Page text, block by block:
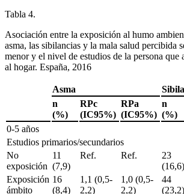
Tabla 4.
Asociación entre la exposición al humo
asma, las sibilancias y la mala salud percibida
menor y el nivel de estudios de la persona que
al hogar. España, 2016
Asma
n
(%)
RPc
(IC95%)
RPa
(IC95%)
n
(%)
0-5 años
Estudios primarios/secundarios
No
exposición
11
(7,9)
Ref. Ref.
23
(16,6)
Exposición
ámbito
16
(8,4)
1,1 (0,5-
2,2)
1,0 (0,5-
2,2)
44
(23,2)